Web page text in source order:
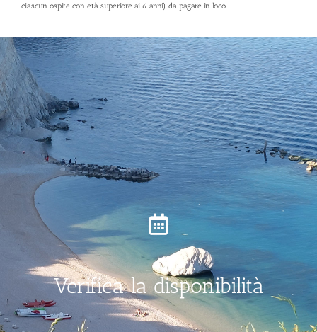
ciascun ospite con età superiore ai 6 anni), da pagare in loco.
Verifica la disponibilità